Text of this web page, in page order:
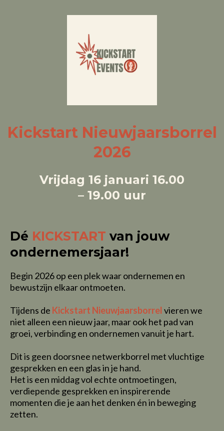
Kickstart Nieuwjaarsborrel
2026
Vrijdag 16 januari 16.00
– 19.00 uur
Dé KICKSTART van jouw
ondernemersjaar!
Begin 2026 op een plek waar ondernemen en
bewustzijn elkaar ontmoeten.
Tijdens de Kickstart Nieuwjaarsborrel vieren we
niet alleen een nieuw jaar, maar ook het pad van
groei, verbinding en ondernemen vanuit je hart.
Dit is geen doorsnee netwerkborrel met vluchtige
gesprekken en een glas in je hand.
Het is een middag vol echte ontmoetingen,
verdiepende gesprekken en inspirerende
momenten die je aan het denken én in beweging
zetten.